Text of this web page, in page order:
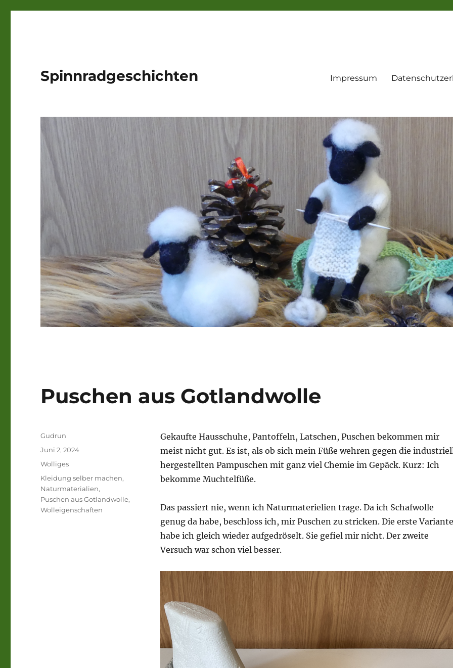
Spinnradgeschichten Impressum
Puschen aus Gotlandwolle
Gekaufte Hausschuhe, Pantoffeln, Latschen, Puschen bekommen mir
meist nicht gut. Es ist, als ob sich mein Füße wehren gegen die
hergestellten Pampuschen mit ganz viel Chemie im Gepäck. Kurz: Ich
bekomme Muchtelfüße.
Das passiert nie, wenn ich Naturmaterielien trage. Da ich Schafwolle
genug da habe, beschloss ich, mir Puschen zu stricken. Die erste Variante
habe ich gleich wieder aufgedröselt. Sie gefiel mir nicht. Der zweite
Versuch war schon viel besser.
Autor
Gudrun
Veröffentlicht
am
Juni 2, 2024
Kategorien
Wolliges
Schlagwörter
Kleidung selber machen,
Naturmaterialien,
Puschen aus Gotlandwolle,
Wolleigenschaften